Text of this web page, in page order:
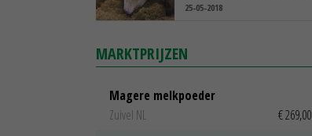
25-05-2018
MARKTPRIJZEN
Magere melkpoeder
Zuivel NL
€ 269,00